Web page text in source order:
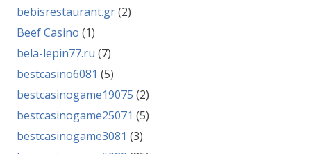
bebisrestaurant.gr(2)
Beef Casino (1)
bela-lepin77.ru (7)
bestcasino6081 (5)
bestcasinogame19075 (2)
bestcasinogame25071 (5)
bestcasinogame3081 (3)